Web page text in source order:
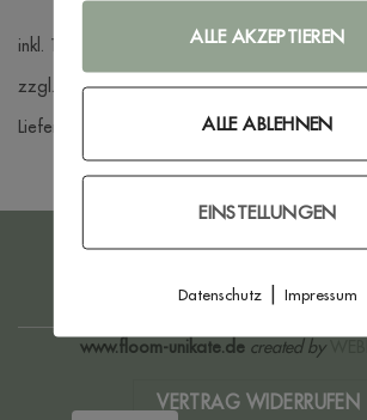
inkl. 19 % MwSt.
zzgl. Versandkosten
Lieferzeit:
3 - 7 Werktage
PayPal
Bank
www.floom-unikate.de created by
VERTRAG WIDERRUFEN
ALLE AKZEPTIEREN
ALLE ABLEHNEN
EINSTELLUNGEN
Datenschutz| Impressum